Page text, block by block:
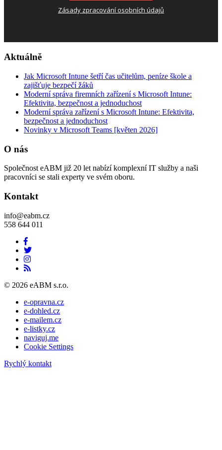
Zásady zpracování osobních údajů
Aktuálně
Jak Microsoft Intune šetří čas učitelům, peníze škole a
zajišťuje bezpečí žáků
Moderní správa firemních zařízení s Microsoft Intune:
Efektivita, bezpečnost a jednoduchost
Moderní správa zařízení s Microsoft Intune: Efektivita,
bezpečnost a jednoduchost
Novinky v Microsoft Teams [květen 2026]
O nás
Společnost eABM již 20 let nabízí komplexní IT služby a naši
pracovníci se stali experty ve svém oboru.
Kontakt
info@eabm.cz
558 644 011
© 2026 eABM s.r.o.
e-opravna.cz
e-dohled.cz
e-mailem.cz
e-listky.cz
naviguj.me
Cookie Settings
Rychlý kontakt